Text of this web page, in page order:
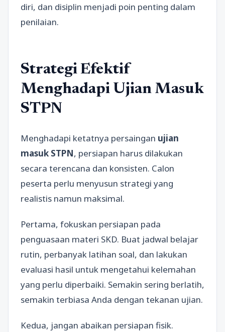
diri, dan disiplin menjadi poin penting dalam
penilaian.
Strategi Efektif
Menghadapi Ujian Masuk
STPN
Menghadapi ketatnya persaingan ujian
masuk STPN, persiapan harus dilakukan
secara terencana dan konsisten. Calon
peserta perlu menyusun strategi yang
realistis namun maksimal.
Pertama, fokuskan persiapan pada
penguasaan materi SKD. Buat jadwal belajar
rutin, perbanyak latihan soal, dan lakukan
evaluasi hasil untuk mengetahui kelemahan
yang perlu diperbaiki. Semakin sering berlatih,
semakin terbiasa Anda dengan tekanan ujian.
Kedua, jangan abaikan persiapan fisik.